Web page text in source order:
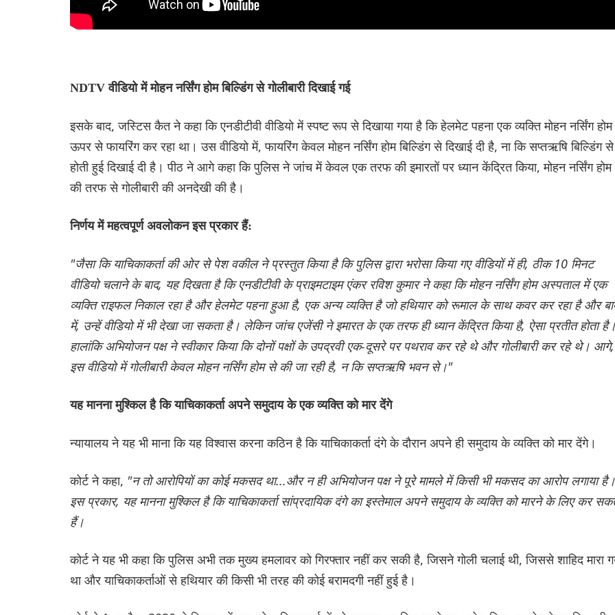
NDTV वीडियो में मोहन नर्सिंग होम बिल्डिंग से गोलीबारी दिखाई गई
इसके बाद, जस्टिस कैत ने कहा कि एनडीटीवी वीडियो में स्पष्ट रूप से दिखाया गया है कि हेलमेट पहना एक व्यक्ति मोहन नर्सिंग
ऊपर से फायरिंग कर रहा था। उस वीडियो में, फायरिंग केवल मोहन नर्सिंग होम बिल्डिंग से दिखाई दी है, ना कि सप्तऋषि बिल्डिंग से
होती हुई दिखाई दी है। पीठ ने आगे कहा कि पुलिस ने जांच में केवल एक तरफ की इमारतों पर ध्यान केंद्रित किया, मोहन नर्सिंग होम
की तरफ से गोलीबारी की अनदेखी की है।
निर्णय में महत्वपूर्ण अवलोकन इस प्रकार हैं:
"जैसा कि याचिकाकर्ता की ओर से पेश वकील ने प्रस्तुत किया है कि पुलिस द्वारा भरोसा किया गए वीडियों में ही, ठीक 10 मिनट
वीडियो चलाने के बाद, यह दिखता है कि एनडीटीवी के प्राइमटाइम एंकर रविश कुमार ने कहा कि मोहन नर्सिंग होम अस्पताल में एक
व्यक्ति राइफल निकाल रहा है और हेलमेट पहना हुआ है, एक अन्य व्यक्ति है जो हथियार को रूमाल के साथ कवर कर रहा है और
में, उन्हें वीडियो में भी देखा जा सकता है। लेकिन जांच एजेंसी ने इमारत के एक तरफ ही ध्यान केंद्रित किया है, ऐसा प्रतीत होता
हालांकि अभियोजन पक्ष ने स्वीकार किया कि दोनों पक्षों के उपद्रवी एक-दूसरे पर पथराव कर रहे थे और गोलीबारी कर रहे थे। आगे,
इस वीडियो में गोलीबारी केवल मोहन नर्सिंग होम से की जा रही है, न कि सप्तऋषि भवन से।"
यह मानना ​​मुश्किल है कि याचिकाकर्ता अपने समुदाय के एक व्यक्ति को मार देंगे
न्यायालय ने यह भी माना कि यह विश्वास करना कठिन है कि याचिकाकर्ता दंगे के दौरान अपने ही समुदाय के व्यक्ति को मार देंगे।
कोर्ट ने कहा, "न तो आरोपियों का कोई मकसद था...और न ही अभियोजन पक्ष ने पूरे मामले में किसी भी मकसद का आरोप लगाया है।
इस प्रकार, यह मानना ​​मुश्किल है कि याचिकाकर्ता सांप्रदायिक दंगे का इस्तेमाल अपने समुदाय के व्यक्ति को मारने के लिए कर
हैं।
कोर्ट ने यह भी कहा कि पुलिस अभी तक मुख्य हमलावर को गिरफ्तार नहीं कर सकी है, जिसने गोली चलाई थी, जिससे शाहिद मारा
था और याचिकाकर्ताओं से हथियार की किसी भी तरह की कोई बरामदगी नहीं हुई है।